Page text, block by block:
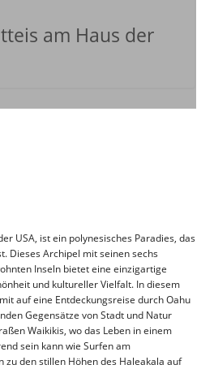
am Haus der
USA, ist ein polynesisches Paradies, das
Dieses Archipel mit seinen sechs
Inseln bietet eine einzigartige
und kultureller Vielfalt. In diesem
auf eine Entdeckungsreise durch Oahu
Gegensätze von Stadt und Natur
Waikikis, wo das Leben in einem
sein kann wie Surfen am
zu den stillen Höhen des Haleakala auf